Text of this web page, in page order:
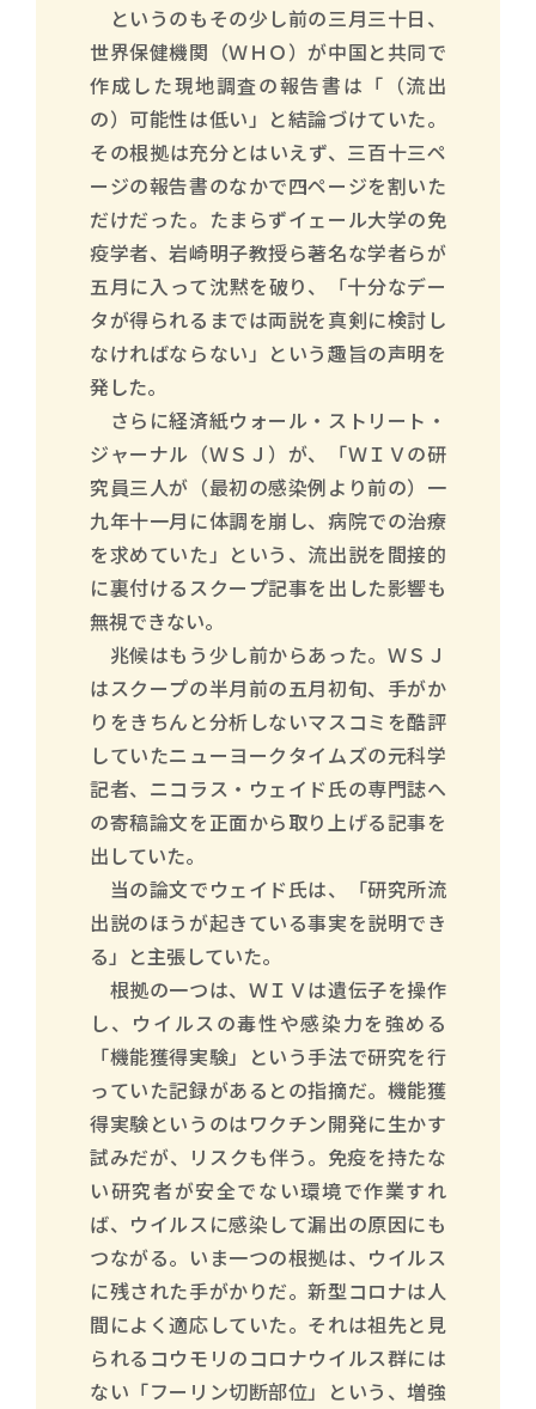
というのもその少し前の三月三十日、
世界保健機関（ＷＨＯ）が中国と共同で
作成した現地調査の報告書は「（流出
の）可能性は低い」と結論づけていた。
その根拠は充分とはいえず、三百十三ペ
ージの報告書のなかで四ページを割いた
だけだった。たまらずイェール大学の免
疫学者、岩崎明子教授ら著名な学者らが
五月に入って沈黙を破り、「十分なデー
タが得られるまでは両説を真剣に検討し
なければならない」という趣旨の声明を
発した。
さらに経済紙ウォール・ストリート・
ジャーナル（ＷＳＪ）が、「ＷＩＶの研
究員三人が（最初の感染例より前の）一
九年十一月に体調を崩し、病院での治療
を求めていた」という、流出説を間接的
に裏付けるスクープ記事を出した影響も
無視できない。
兆候はもう少し前からあった。ＷＳＪ
はスクープの半月前の五月初旬、手がか
りをきちんと分析しないマスコミを酷評
していたニューヨークタイムズの元科学
記者、ニコラス・ウェイド氏の専門誌へ
の寄稿論文を正面から取り上げる記事を
出していた。
当の論文でウェイド氏は、「研究所流
出説のほうが起きている事実を説明でき
る」と主張していた。
根拠の一つは、ＷＩＶは遺伝子を操作
し、ウイルスの毒性や感染力を強める
「機能獲得実験」という手法で研究を行
っていた記録があるとの指摘だ。機能獲
得実験というのはワクチン開発に生かす
試みだが、リスクも伴う。免疫を持たな
い研究者が安全でない環境で作業すれ
ば、ウイルスに感染して漏出の原因にも
つながる。いま一つの根拠は、ウイルス
に残された手がかりだ。新型コロナは人
間によく適応していた。それは祖先と見
られるコウモリのコロナウイルス群には
ない「フーリン切断部位」という、増強